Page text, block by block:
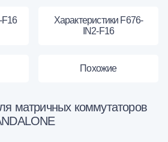
F16
Характеристики F676-
IN2-F16
Похожие
матричных коммутаторов